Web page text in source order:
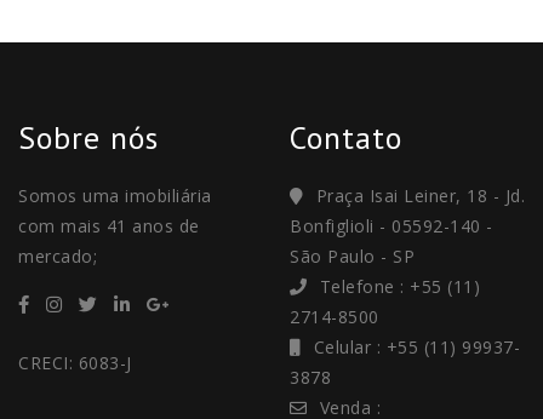
Sobre nós
Somos uma imobiliária
com mais 41 anos de
mercado;
CRECI: 6083-J
Contato
Praça Isai Leiner, 18 - Jd.
Bonfiglioli - 05592-140 -
São Paulo - SP
Telefone : +55 (11)
2714-8500
Celular : +55 (11) 99937-
3878
Venda :